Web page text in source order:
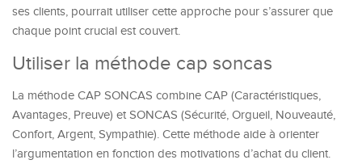
ses clients, pourrait utiliser cette approche pour s’assurer que
chaque point crucial est couvert.
Utiliser la méthode cap soncas
La méthode CAP SONCAS combine CAP (Caractéristiques,
Avantages, Preuve) et SONCAS (Sécurité, Orgueil, Nouveauté,
Confort, Argent, Sympathie). Cette méthode aide à orienter
l’argumentation en fonction des motivations d’achat du client.